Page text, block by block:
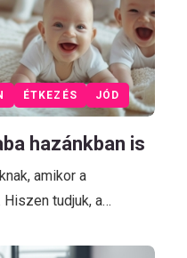
ÉTKEZÉS JÓD
hazánkban is
amikor a
tudjuk, a…